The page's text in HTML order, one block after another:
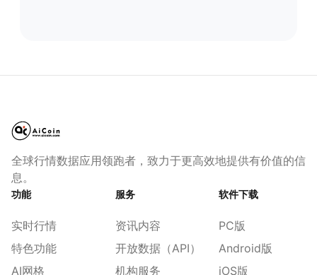
全球行情数据应用领跑者，致力于更高效地提供有价值的信
息。
功能
实时行情
特色功能
AI网格
服务
资讯内容
开放数据（API）
机构服务
软件下载
PC版
Android版
iOS版